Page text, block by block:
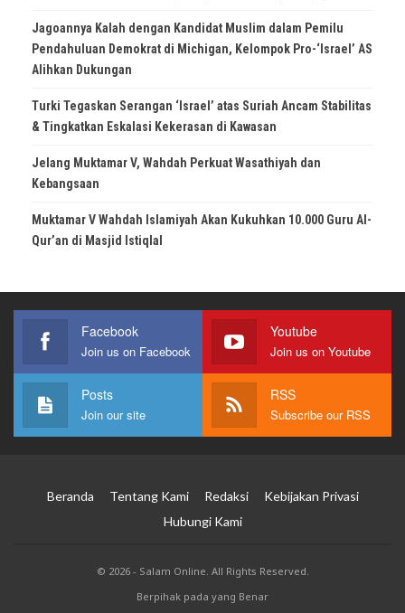
Jagoannya Kalah dengan Kandidat Muslim dalam Pemilu
Pendahuluan Demokrat di Michigan, Kelompok Pro-‘Israel’ AS
Alihkan Dukungan
Turki Tegaskan Serangan ‘Israel’ atas Suriah Ancam Stabilitas
& Tingkatkan Eskalasi Kekerasan di Kawasan
Jelang Muktamar V, Wahdah Perkuat Wasathiyah dan
Kebangsaan
Muktamar V Wahdah Islamiyah Akan Kukuhkan 10.000 Guru Al-
Qur’an di Masjid Istiqlal
Facebook
Join us on Facebook
Youtube
Join us on Youtube
Posts
Join our site
RSS
Subscribe our RSS
Beranda Tentang Kami Redaksi
Kebijakan Privasi
Hubungi Kami
© 2026 - Salam Online. All Rights Reserved.
Berpihak pada yang Benar